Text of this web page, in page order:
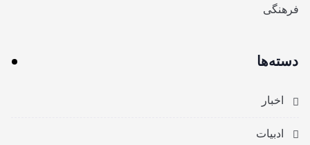
فرهنگی
دسته‌ها
اخبار
ادبیات